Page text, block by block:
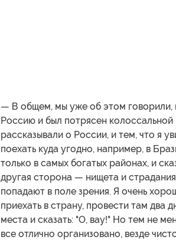
— В общем, мы уже об этом говорили,
Россию и был потрясен
рассказывали о России, и тем, что я
поехать куда угодно, например, в
только в самых богатых районах, и
другая сторона — нищета и
попадают в поле зрения. Я очень
приехать в страну, провести там два
места и сказать: "О, вау!" Но тем не
все отлично организовано, везде